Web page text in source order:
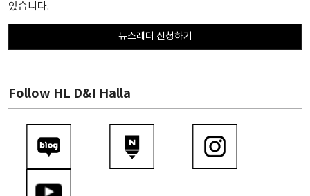
있습니다.
뉴스레터 신청하기
Follow HL D&I Halla